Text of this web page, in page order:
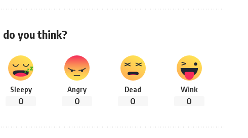
you think?
Sleepy
0
Angry
0
Dead
0
Wink
0